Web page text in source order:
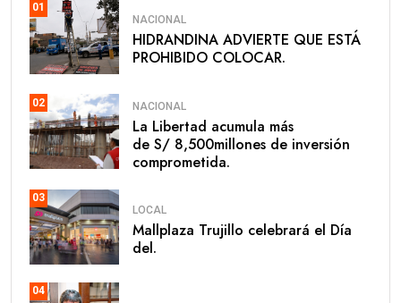
01
NACIONAL
HIDRANDINA ADVIERTE QUE ESTÁ
PROHIBIDO COLOCAR.
02 NACIONAL
La Libertad acumula más
de S/ 8,500millones de inversión
comprometida.
03
LOCAL
Mallplaza Trujillo celebrará el Día
del.
04